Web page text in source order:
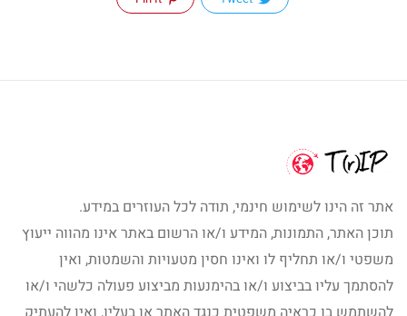
אתר זה הינו לשימוש חינמי, תודה לכל העוזרים במידע.
תוכן האתר, התמונות, המידע ו/או הרשום באתר אינו מהווה ייעוץ
משפטי ו/או תחליף לו ואינו חסין מטעויות והשמטות, ואין
להסתמך עליו בביצוע ו/או בהימנעות מביצוע פעולה כלשהי ו/או